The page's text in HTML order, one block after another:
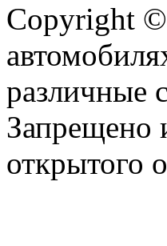
Copyright ©
различные
Запрещено
открытого